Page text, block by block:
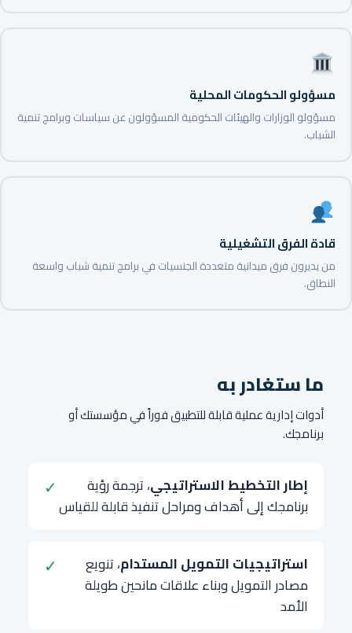
مسؤولو الحكومات المحلية
مسؤولو الوزارات والهيئات الحكومية المسؤولون عن سياسات وبرامج تنمية
الشباب.
قادة الفرق التشغيلية
من يديرون فرق ميدانية متعددة الجنسيات في برامج تنمية شباب واسعة
النطاق.
ما ستغادر به
أدوات إدارية عملية قابلة للتطبيق فوراً في مؤسستك أو
برنامجك.
✓ إطار التخطيط الاستراتيجي، ترجمة رؤية
برنامجك إلى أهداف ومراحل تنفيذ قابلة للقياس
✓ استراتيجيات التمويل المستدام، تنويع
مصادر التمويل وبناء علاقات مانحين طويلة
الأمد